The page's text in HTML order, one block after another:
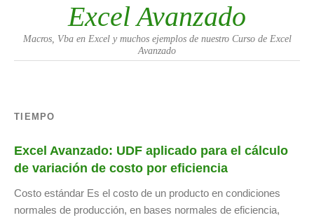
Excel Avanzado
Macros, Vba en Excel y muchos ejemplos de nuestro Curso de Excel
Avanzado
TIEMPO
Excel Avanzado: UDF aplicado para el cálculo
de variación de costo por eficiencia
Costo estándar Es el costo de un producto en condiciones
normales de producción, en bases normales de eficiencia,